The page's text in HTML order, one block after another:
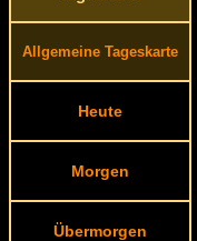
Allgemeine Tageskarte
Heute
Morgen
Übermorgen